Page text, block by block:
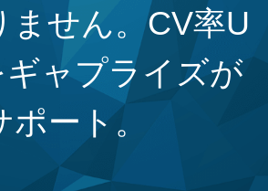
ません。CV率U
ャプライズが
ポート。